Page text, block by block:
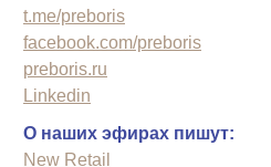
t.me/preboris
facebook.com/preboris
preboris.ru
Linkedin
О наших эфирах пишут:
New Retail